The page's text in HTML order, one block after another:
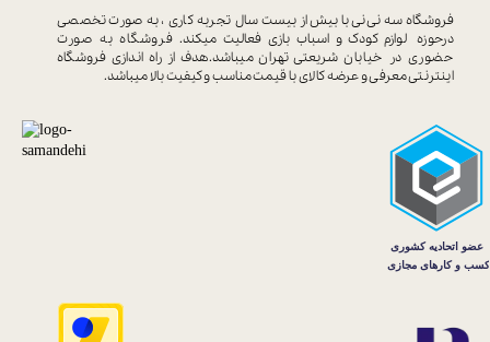
فروشگاه سه نی نی با بیش از بیست سال تجربه کاری ، به صورت تخصصی
درحوزه لوازم کودک و اسباب بازی فعالیت میکند. فروشگاه به صورت
حضوری در خیابان شریعتی تهران میباشد.هدف از راه اندازی فروشگاه
اینترنتی معرفی و عرضه کالای باقیمت مناسب و کیفیت بالا میباشد.